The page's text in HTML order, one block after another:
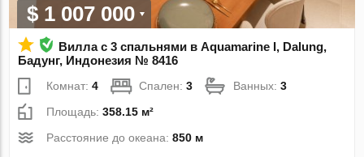
$ 1 007 000
Вилла с 3 спальнями в Aquamarine I, Dalung,
Бадунг, Индонезия № 8416
Комнат:4 Спален:3 Ванных:3
Площадь:358.15 м²
Расстояние до океана:850 м